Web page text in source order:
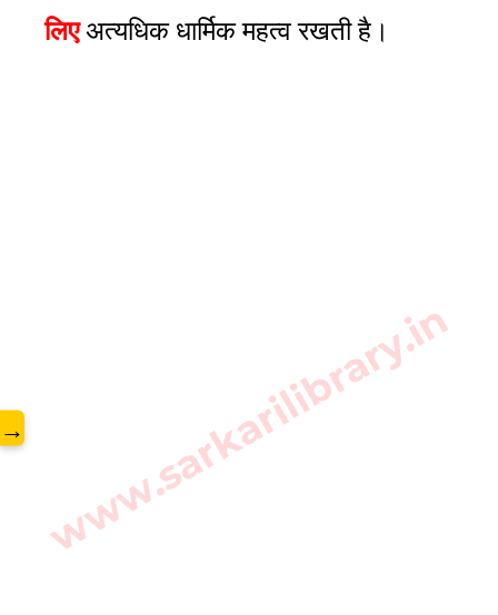
लिएअत्यधिक धार्मिक महत्व रखती है।
www.sarkarilibrary.in
→